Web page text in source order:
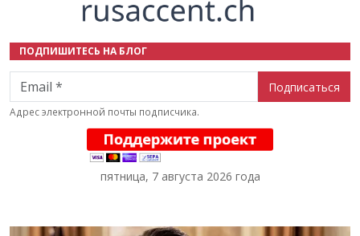
ПОДПИШИТЕСЬ НА БЛОГ
Email
Адрес электронной почты подписчика.
пятница, 7 августа 2026 года